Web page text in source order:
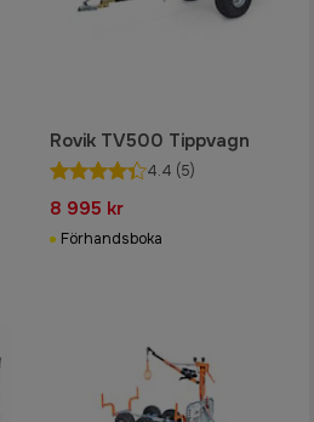
Rovik TV500 Tippvagn
4.4 (5)
8 995 kr
Förhandsboka